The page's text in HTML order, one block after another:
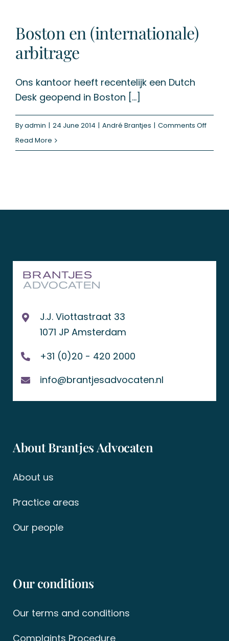
het
Arbitration
for
Sports
(CAS)
Boston en (internationale)
arbitrage
Ons kantoor heeft recentelijk een Dutch
Desk geopend in Boston [...]
Byadmin | 24 June 2014 | André Brantjes | Comments Offon
Read More
J.J. Viottastraat 33
1071 JP Amsterdam
+31 (0)20 - 420 2000
info@brantjesadvocaten.nl
About Brantjes Advocaten
About us
Practice areas
Our people
Our conditions
Our terms and conditions
Complaints Procedure